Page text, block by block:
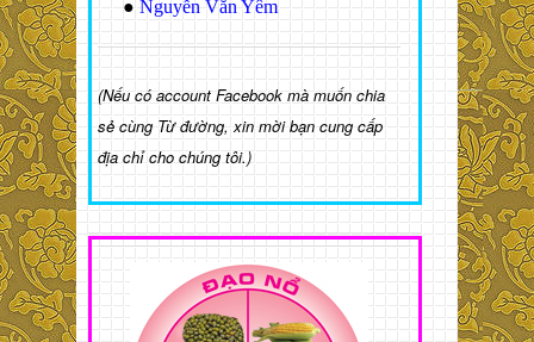
● Nguyễn Văn Yêm
(Nếu có account Facebook mà muốn chia
sẻ cùng Từ đường, xin mời bạn cung cấp
địa chỉ cho chúng tôi.)